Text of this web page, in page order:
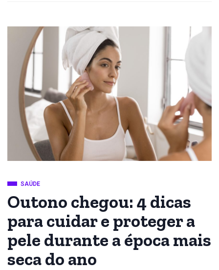
SAÚDE
Outono chegou: 4 dicas
para cuidar e proteger a
pele durante a época mais
seca do ano